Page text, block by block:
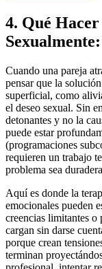
4. Qué
Cuando una pareja
pensar que la
superficial, como
el deseo sexual. Sin
detonantes y no la
puede estar
(programaciones
requieren un trabajo
problema sea
Aquí es donde la
emocionales pueden
creencias limitantes o
cargan sin darse
porque crean
terminan